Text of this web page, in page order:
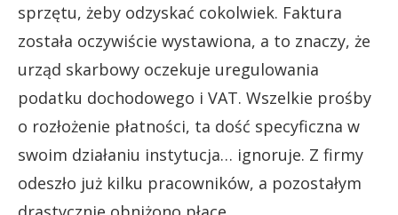
sprzętu, żeby odzyskać cokolwiek. Faktura
została oczywiście wystawiona, a to znaczy, że
urząd skarbowy oczekuje uregulowania
podatku dochodowego i VAT. Wszelkie prośby
o rozłożenie płatności, ta dość specyficzna w
swoim działaniu instytucja… ignoruje. Z firmy
odeszło już kilku pracowników, a pozostałym